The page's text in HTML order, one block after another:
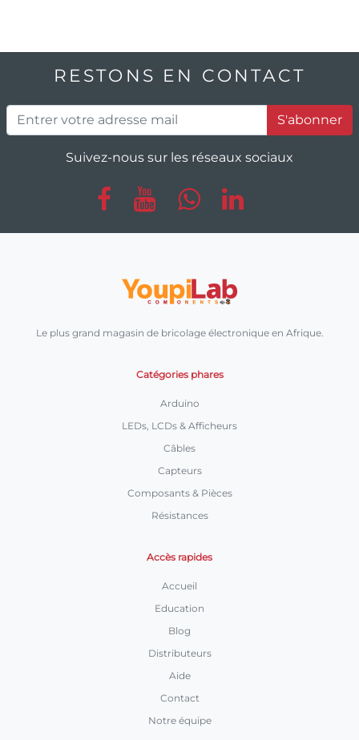
RESTONS EN CONTACT
S'abonner
Suivez-nous sur les réseaux sociaux
Le plus grand magasin de bricolage électronique en Afrique.
Catégories phares
Arduino
LEDs, LCDs & Afficheurs
Câbles
Capteurs
Composants & Pièces
Résistances
Accès rapides
Accueil
Education
Blog
Distributeurs
Aide
Contact
Notre équipe